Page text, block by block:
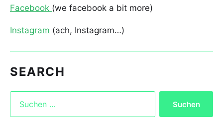
Facebook (we facebook a bit more)
Instagram (ach, Instagram…)
SEARCH